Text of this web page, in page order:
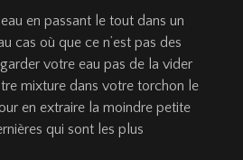
en passant le tout dans un
cas où que ce n’est pas des
votre eau pas de la vider
mixture dans votre torchon le
en extraire la moindre petite
qui sont les plus